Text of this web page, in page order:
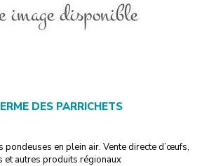
DES PARRICHETS
en plein air. Vente directe d’œufs,
et autres produits régionaux